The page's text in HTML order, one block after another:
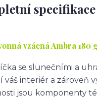
specifikace
vzácná Ambra 180
se slunečními a
váš interiér a zároveň
jsou komponenty